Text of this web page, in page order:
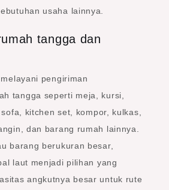
usaha lainnya.
tangga dan
pengiriman
tangga seperti meja, kursi,
kitchen set, kompor, kulkas,
dan barang rumah lainnya.
barang berukuran besar,
laut menjadi pilihan yang
angkutnya besar untuk rute